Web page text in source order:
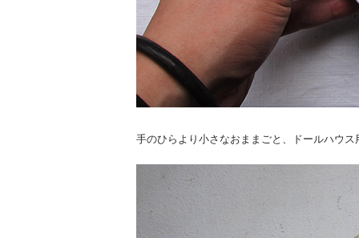
手のひらより小さなおままごと、ドールハウス